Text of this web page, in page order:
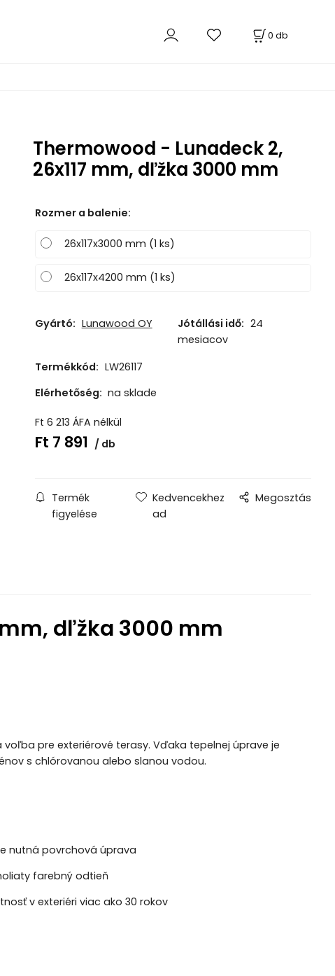
0 db
Thermowood - Lunadeck 2,
26x117 mm, dľžka 3000 mm
Rozmer a balenie:
26x117x3000 mm (1 ks)
26x117x4200 mm (1 ks)
Gyártó: Lunawood OY Jótállási idő: 24
mesiacov
Termékkód: LW26117
Elérhetőség: na sklade
Ft 6 213 ÁFA nélkül
Ft 7 891 db
Termék
figyelése
Kedvencekhez
ad
Megosztás
dľžka 3000 mm
pre exteriérové terasy. Vďaka tepelnej úprave je
s chlórovanou alebo slanou vodou.
nutná povrchová úprava
farebný odtieň
v exteriéri viac ako 30 rokov